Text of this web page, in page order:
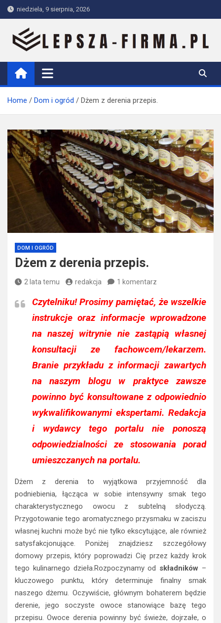
Skip
to
content
niedziela, 9 sierpnia, 2026
Lepsza-firma.pl
Home Dom i ogród Dżem z derenia przepis.
DOM I OGRÓD
Dżem z derenia przepis.
2 lata temu redakcja 1 komentarz
Czytelniku!Prosimy pamiętać, że wszelkie
instrukcje oraz informacje wprowadzone
na naszej witrynie nie zastąpią własnej
konsultacji ze fachowcem/lekarzem.
Branie przykładu z informacji zawartych
na naszym blogu w praktyce zawsze
powinno być konsultowane z odpowiednio
wykwalifikowanymi ekspertami. Redakcja
i wydawcy tego portalu nie ponoszą
odpowiedzialności ze stosowania porad
umieszczanych na portalu.
Dżem z derenia to wyjątkowa przyjemność dla
podniebienia, łącząca w sobie intensywny smak tego
charakterystycznego owocu z subtelną słodyczą.
Przygotowanie tego aromatycznego przysmaku w zaciszu
własnej kuchni może być nie tylko ekscytujące, ale również
satysfakcjonujące. Poniżej znajdziesz szczegółowy
domowy przepis, który poprowadzi Cię przez każdy krok
tego kulinarnego dzieła.Rozpoczynamy od składników –
kluczowego punktu, który determinuje finalny smak
naszego dżemu. Oczywiście, głównym bohaterem będzie
derenie, jego soczyste owoce stanowiące bazę tego
przepisu. Owoce derenia powinny być świeże, dojrzałe, o